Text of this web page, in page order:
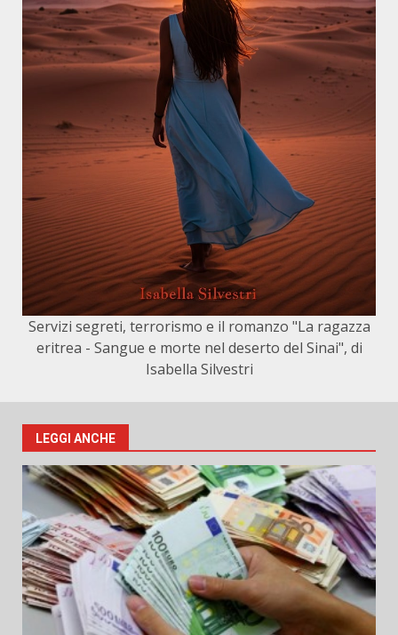
Servizi segreti, terrorismo e il romanzo "La ragazza
eritrea - Sangue e morte nel deserto del Sinai", di
Isabella Silvestri
LEGGI ANCHE